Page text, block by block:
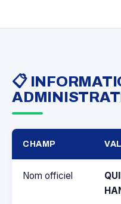
📋
CHAMP
Nom officiel